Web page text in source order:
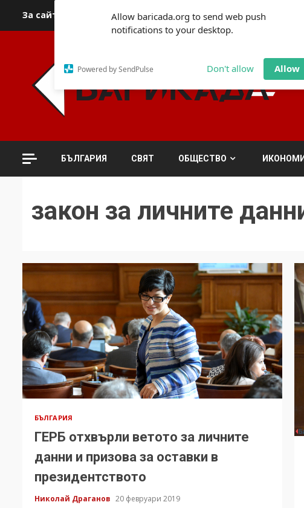
Allow baricada.org to send web push
notifications to your desktop.
Powered by SendPulse Don't allow Allow
За сайта За контакти За реклама Политика
БЪЛГАРИЯ СВЯТ ОБЩЕСТВО
закон за личните
БЪЛГАРИЯ
ГЕРБ отхвърли ветото за личните
данни и призова за оставки в
президентството
Николай Драганов 20 февруари 2019